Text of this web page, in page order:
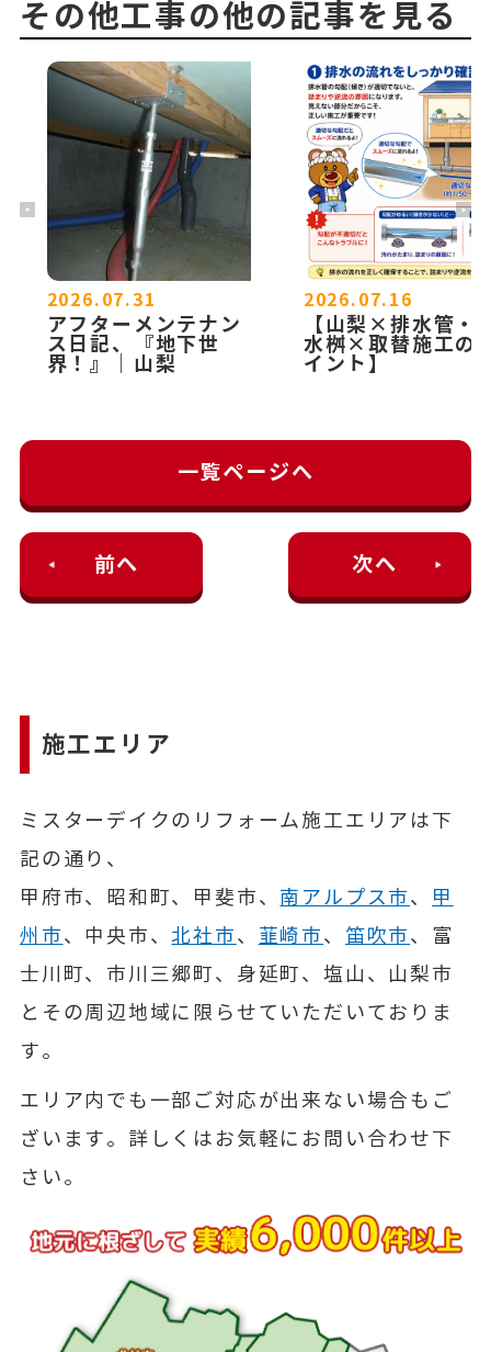
その他工事の他の記事を見る
2026.07.31
アフターメンテナン
ス日記、『地下世
界！』｜山梨
2026.07.16
【山梨×排水管・
水桝×取替施工の
イント】
前へ
一覧ページへ
次へ
施工エリア
ミスターデイクのリフォーム施工エリアは下
記の通り、
甲府市、昭和町、甲斐市、 南アルプス市、 甲
州市、中央市、北社市、 韮崎市、 笛吹市、富
士川町、市川三郷町、身延町、塩山、山梨市
とその周辺地域に限らせていただいておりま
す。
エリア内でも一部ご対応が出来ない場合もご
ざいます。詳しくはお気軽にお問い合わせ下
さい。